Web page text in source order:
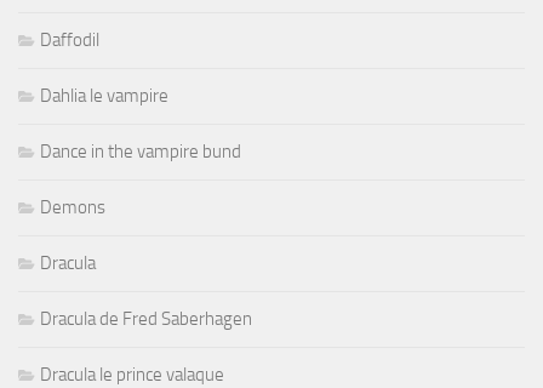
Daffodil
Dahlia le vampire
Dance in the vampire bund
Demons
Dracula
Dracula de Fred Saberhagen
Dracula le prince valaque